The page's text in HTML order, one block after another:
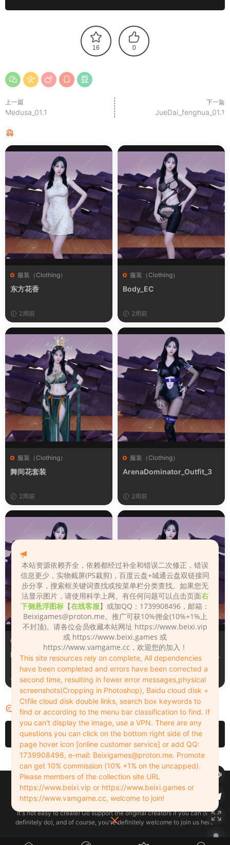
16 0
上一篇
Medusa_01.1
下一篇
JueDai_fenghua_01.1
服装（Clothing）
东方花香
2周前
服装（Clothing）
Body_EC
2周前
服装（Clothing）
舞间花套装
2周前
服装（Clothing）
ArenaDominator_Outfit_3
2周前
服装（Clothing）
Leopard_print_office_suit
2周前
服装（Clothing）
Lacquer_leather_two_tone_
tight_mini_skirt
2周前
评论 2
请先登录
Copyleft © 2022-2026 beixi.vip - All Rights Freedom！
创作不易！有能力的同学可以去支持一下原创作者（我们绝对支持），当然
了，您加入这里我们也绝对欢迎！
It's not easy to create! Go support the original creators if you can (we
definitely do), and of course, you're definitely welcome to join us here!
本站资源依赖齐全，依赖都经过补全和错误二次修正，错误
信息更少，实物截屏(PS裁剪)，百度云盘+城通云盘双链接同
步分享，搜索框关键词查找或按菜单栏分类查找。如果您无
法显示图片，请使用科学上网。有任何问题可以点击页面右
下侧悬浮图标 【在线客服】或加QQ：1739908496，邮箱：
Beixigames@proton.me。推广可获10%佣金(10%+1%上
不封顶)。请各位会员收藏本站网址 https://www.beixi.vip
或 https://www.beixi.games 或
https://www.vamgame.cc，欢迎您的加入！
This site resources rely on complete, All dependencies
have been completed and errors have been corrected a
second time, resulting in fewer error messages,physical
screenshots(Cropping in Photoshop), Baidu cloud disk +
Ctfile cloud disk double links, search box keywords to
find or according to the menu bar classification to find. If
you can't display the image, use a VPN. There are any
questions you can click on the bottom right side of the
page hover icon [online customer service] or add QQ:
1739908496, e-mail: Beixigames@proton.me. Promote
can get 10% commission (10% +1% on the uncapped).
Please members of the collection site URL
https://www.beixi.vip or https://www.beixi.games or
https://www.vamgame.cc, welcome to join!